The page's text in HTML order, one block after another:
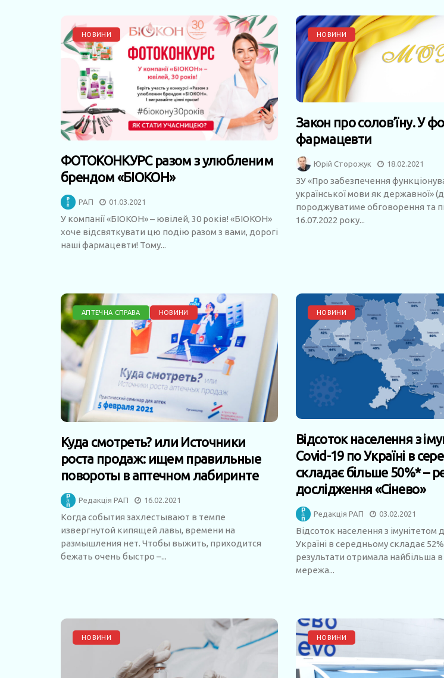
НОВИНИ
ФОТОКОНКУРС разом з улюбленим
брендом «БІОКОН»
РАП 01.03.2021
У компанії «БІОКОН» – ювілей, 30 років! «БІОКОН»
хоче відсвяткувати цю подію разом з вами, дорогі
наші фармацевти! Тому...
НОВИНИ
Закон про солов’їну. У
фармацевти
Юрій Сторожук 18.02.2021
ЗУ «Про забезпечення
української мови як державної»
породжуватиме обговорення та
16.07.2022 року...
АПТЕЧНА СПРАВА НОВИНИ
Куда смотреть? или Источники
роста продаж: ищем правильные
повороты в аптечном лабиринте
Редакція РАП 16.02.2021
Когда события захлестывают в темпе
извергнутой кипящей лавы, времени на
размышления нет. Чтобы выжить, приходится
бежать очень быстро –...
НОВИНИ
Відсоток населення з
Covid-19 по Україні в
складає більше 50%* –
дослідження «Сінево»
Редакція РАП 03.02.2021
Відсоток населення з імунітетом
Україні в середньому складає
результати отримала найбільша в
мережа...
НОВИНИ НОВИНИ